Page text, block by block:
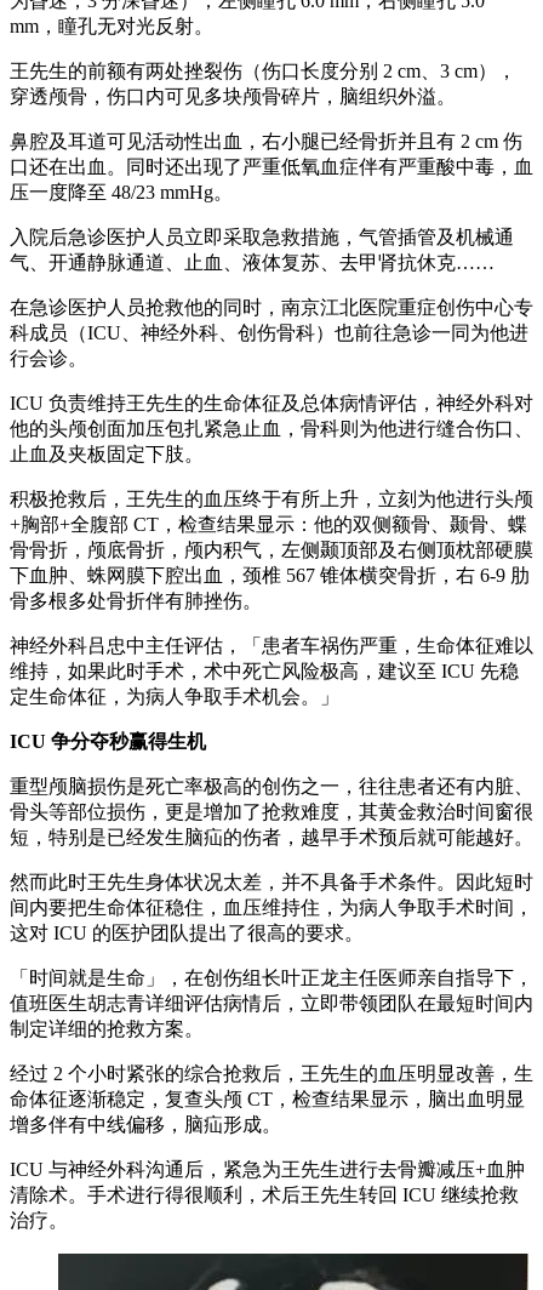
mm，瞳孔无对光反射。
王先生的前额有两处挫裂伤（伤口长度分别 2 cm、3 cm），
穿透颅骨，伤口内可见多块颅骨碎片，脑组织外溢。
鼻腔及耳道可见活动性出血，右小腿已经骨折并且有 2 cm 伤
口还在出血。同时还出现了严重低氧血症伴有严重酸中毒，血
压一度降至 48/23 mmHg。
入院后急诊医护人员立即采取急救措施，气管插管及机械通
气、开通静脉通道、止血、液体复苏、去甲肾抗休克……
在急诊医护人员抢救他的同时，南京江北医院重症创伤中心专
科成员（ICU、神经外科、创伤骨科）也前往急诊一同为他进
行会诊。
ICU 负责维持王先生的生命体征及总体病情评估，神经外科对
他的头颅创面加压包扎紧急止血，骨科则为他进行缝合伤口、
止血及夹板固定下肢。
积极抢救后，王先生的血压终于有所上升，立刻为他进行头颅
+胸部+全腹部 CT，检查结果显示：他的双侧额骨、颞骨、蝶
骨骨折，颅底骨折，颅内积气，左侧颞顶部及右侧顶枕部硬膜
下血肿、蛛网膜下腔出血，颈椎 567 锥体横突骨折，右 6-9 肋
骨多根多处骨折伴有肺挫伤。
神经外科吕忠中主任评估，「患者车祸伤严重，生命体征难以
维持，如果此时手术，术中死亡风险极高，建议至 ICU 先稳
定生命体征，为病人争取手术机会。」
ICU 争分夺秒赢得生机
重型颅脑损伤是死亡率极高的创伤之一，往往患者还有内脏、
骨头等部位损伤，更是增加了抢救难度，其黄金救治时间窗很
短，特别是已经发生脑疝的伤者，越早手术预后就可能越好。
然而此时王先生身体状况太差，并不具备手术条件。因此短时
间内要把生命体征稳住，血压维持住，为病人争取手术时间，
这对 ICU 的医护团队提出了很高的要求。
「时间就是生命」，在创伤组长叶正龙主任医师亲自指导下，
值班医生胡志青详细评估病情后，立即带领团队在最短时间内
制定详细的抢救方案。
经过 2 个小时紧张的综合抢救后，王先生的血压明显改善，生
命体征逐渐稳定，复查头颅 CT，检查结果显示，脑出血明显
增多伴有中线偏移，脑疝形成。
ICU 与神经外科沟通后，紧急为王先生进行去骨瓣减压+血肿
清除术。手术进行得很顺利，术后王先生转回 ICU 继续抢救
治疗。